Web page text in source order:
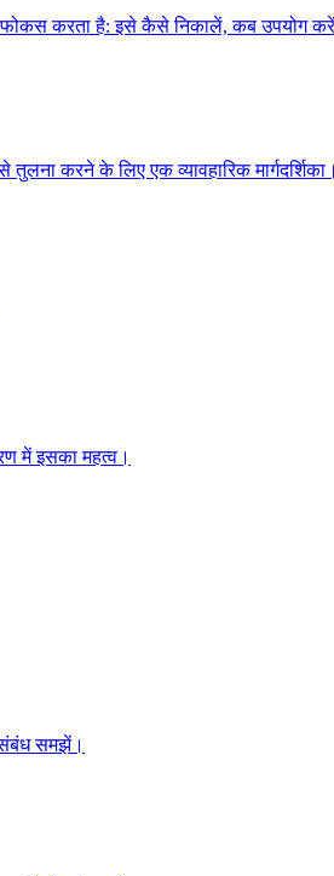
फोकस करता है: इसे कैसे निकालें, कब उपयोग
करने के लिए एक व्यावहारिक मार्गदर्शिका।
में इसका महत्व।
संबंध समझें।